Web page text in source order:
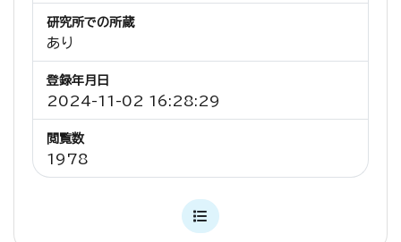
研究所での所蔵
あり
登録年月日
2024-11-02 16:28:29
閲覧数
1978